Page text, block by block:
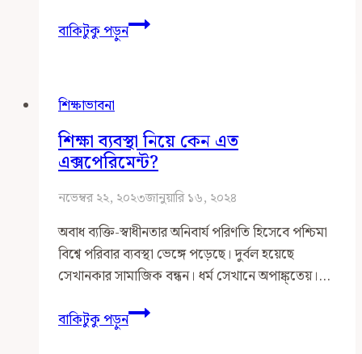
বাকিটুকু পড়ুনউচ্চতর
পর্যায়ে
বা
পড়াবেন
তা
কে
ঠিক
করে
দিবে?
শিক্ষাভাবনা
শিক্ষা ব্যবস্থা নিয়ে কেন এত
এক্সপেরিমেন্ট?
নভেম্বর ২২, ২০২৩জানুয়ারি ১৬, ২০২৪
অবাধ ব্যক্তি-স্বাধীনতার অনিবার্য পরিণতি হিসেবে পশ্চিমা
বিশ্বে পরিবার ব্যবস্থা ভেঙ্গে পড়েছে। দুর্বল হয়েছে
সেখানকার সামাজিক বন্ধন। ধর্ম সেখানে অপাঙ্ক্তেয়।…
বাকিটুকু পড়ুনশিক্ষা
ব্যবস্থা